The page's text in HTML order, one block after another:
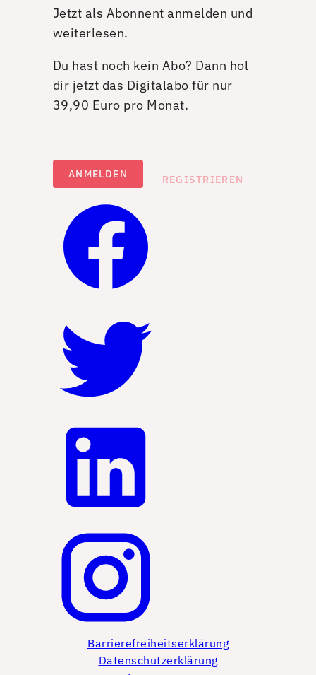
Jetzt als Abonnent anmelden und
weiterlesen.
Du hast noch kein Abo? Dann hol
dir jetzt das Digitalabo für nur
39,90 Euro pro Monat.
ANMELDEN REGISTRIEREN
Barrierefreiheitserklärung
Datenschutzerklärung